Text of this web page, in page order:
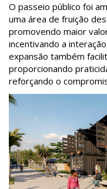
O passeio público foi
uma área de fruição
promovendo maior
incentivando a
expansão também
proporcionando
reforçando o